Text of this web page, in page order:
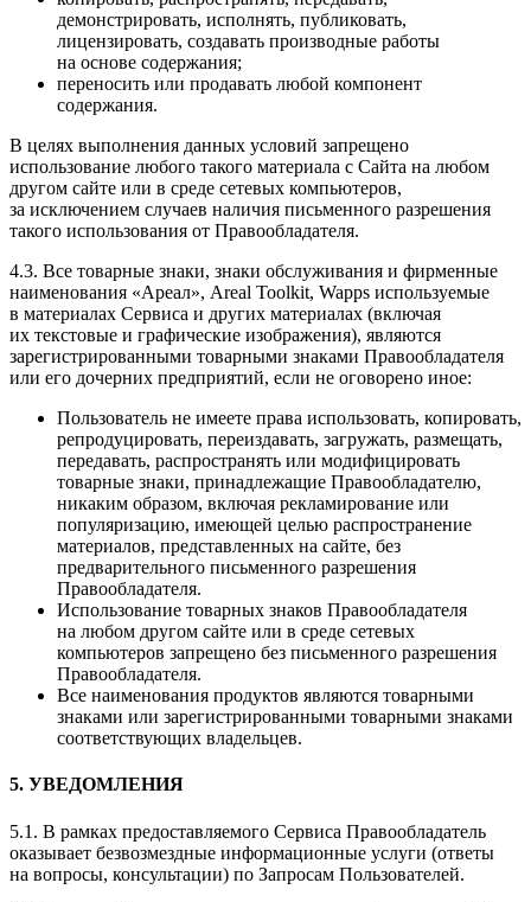
демонстрировать, исполнять, публиковать,
лицензировать, создавать производные работы
на основе содержания;
переносить или продавать любой компонент
содержания.
В целях выполнения данных условий запрещено
использование любого такого материала с Сайта на любом
другом сайте или в среде сетевых компьютеров,
за исключением случаев наличия письменного разрешения
такого использования от Правообладателя.
4.3. Все товарные знаки, знаки обслуживания и фирменные
наименования «Ареал», Areal Toolkit, Wapps используемые
в материалах Сервиса и других материалах (включая
их текстовые и графические изображения), являются
зарегистрированными товарными знаками Правообладателя
или его дочерних предприятий, если не оговорено иное:
Пользователь не имеете права использовать, копировать,
репродуцировать, переиздавать, загружать, размещать,
передавать, распространять или модифицировать
товарные знаки, принадлежащие Правообладателю,
никаким образом, включая рекламирование или
популяризацию, имеющей целью распространение
материалов, представленных на сайте, без
предварительного письменного разрешения
Правообладателя.
Использование товарных знаков Правообладателя
на любом другом сайте или в среде сетевых
компьютеров запрещено без письменного разрешения
Правообладателя.
Все наименования продуктов являются товарными
знаками или зарегистрированными товарными знаками
соответствующих владельцев.
5. УВЕДОМЛЕНИЯ
5.1. В рамках предоставляемого Сервиса Правообладатель
оказывает безвозмездные информационные услуги (ответы
на вопросы, консультации) по Запросам Пользователей.